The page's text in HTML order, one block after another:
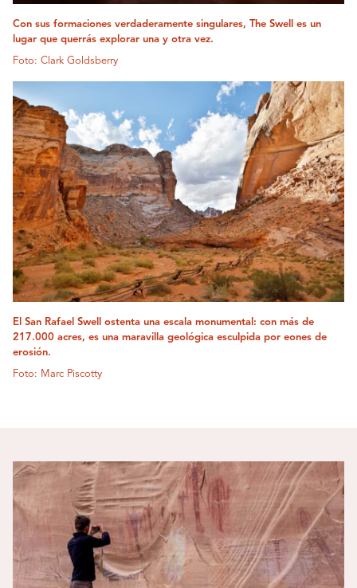
Con sus formaciones verdaderamente singulares, The Swell es un
lugar que querrás explorar una y otra vez.
Foto: Clark Goldsberry
El San Rafael Swell ostenta una escala monumental: con más de
217.000 acres, es una maravilla geológica esculpida por eones de
erosión.
Foto: Marc Piscotty